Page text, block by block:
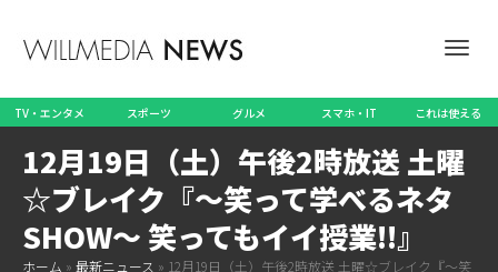
TV・エンタメ スポーツ グルメ スマホ・IT これは使える
12月19日（土）午後2時放送 土曜
☆ブレイク『～笑って学べるネタ
SHOW～ 笑ってもイイ授業!!』
ホーム » 最新ニュース » 12月19日（土）午後2時放送 土曜☆ブレイク『～笑